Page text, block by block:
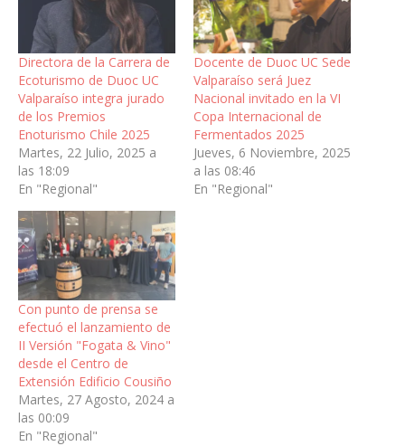
Directora de la Carrera de
Ecoturismo de Duoc UC
Valparaíso integra jurado
de los Premios
Enoturismo Chile 2025
Martes, 22 Julio, 2025 a
las 18:09
En "Regional"
Docente de Duoc UC Sede
Valparaíso será Juez
Nacional invitado en la VI
Copa Internacional de
Fermentados 2025
Jueves, 6 Noviembre, 2025
a las 08:46
En "Regional"
Con punto de prensa se
efectuó el lanzamiento de
II Versión "Fogata & Vino"
desde el Centro de
Extensión Edificio Cousiño
Martes, 27 Agosto, 2024 a
las 00:09
En "Regional"